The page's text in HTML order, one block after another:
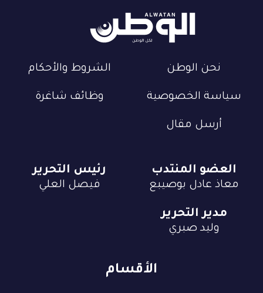
نحن الوطن الشروط والأحكام
سياسة الخصوصية وظائف شاغرة
أرسل مقال
الأقسام
العضو المنتدب
معاذ عادل بوصيبع
رئيس التحرير
فيصل العلي
مدير التحرير
وليد صبري